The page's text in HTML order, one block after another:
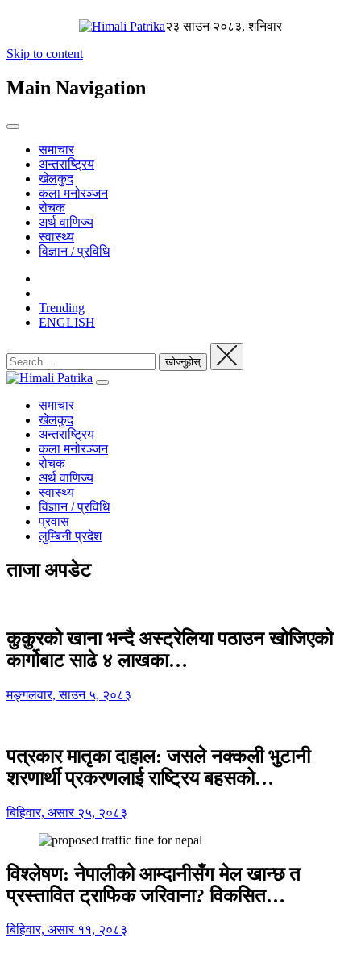
२३ साउन २०८३, शनिवार
Skip to content
Main Navigation
समाचार
अन्तराष्ट्रिय
खेलकुद
कला मनोरञ्जन
रोचक
अर्थ वाणिज्य
स्वास्थ्य
विज्ञान / प्रविधि
Trending
ENGLISH
समाचार
खेलकुद
अन्तराष्ट्रिय
कला मनोरञ्जन
रोचक
अर्थ वाणिज्य
स्वास्थ्य
विज्ञान / प्रविधि
प्रवास
लुम्बिनी प्रदेश
ताजा अपडेट
कुकुरको खाना भन्दै अस्ट्रेलिया पठाउन खोजिएको
कार्गोबाट साढे ४ लाखका…
मङ्गलवार, साउन ५, २०८३
पत्रकार मातृका दाहाल: जसले नक्कली भुटानी
शरणार्थी प्रकरणलाई राष्ट्रिय बहसको…
बिहिवार, असार २५, २०८३
विश्लेषण: नेपालीको आम्दानीसँग मेल खान्छ त
प्रस्तावित ट्राफिक जरिवाना? विकसित…
बिहिवार, असार ११, २०८३